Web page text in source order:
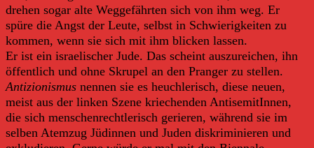
drehen sogar alte Weggefährten sich von ihm weg. Er
spüre die Angst der Leute, selbst in Schwierigkeiten zu
kommen, wenn sie sich mit ihm blicken lassen.
Er ist ein israelischer Jude. Das scheint auszureichen, ihn
öffentlich und ohne Skrupel an den Pranger zu stellen.
Antizionismus nennen sie es heuchlerisch, diese neuen,
meist aus der linken Szene kriechenden AntisemitInnen,
die sich menschenrechtlerisch gerieren, während sie im
selben Atemzug Jüdinnen und Juden diskriminieren und